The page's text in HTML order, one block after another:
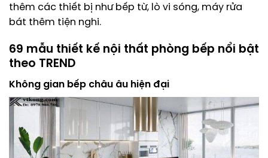
thêm các thiết bị như bếp từ, lò vi sóng, máy rửa
bát thêm tiện nghi.
69 mẫu thiết kế nội thất phòng bếp nổi bật
theo TREND
Không gian bếp châu âu hiện đại